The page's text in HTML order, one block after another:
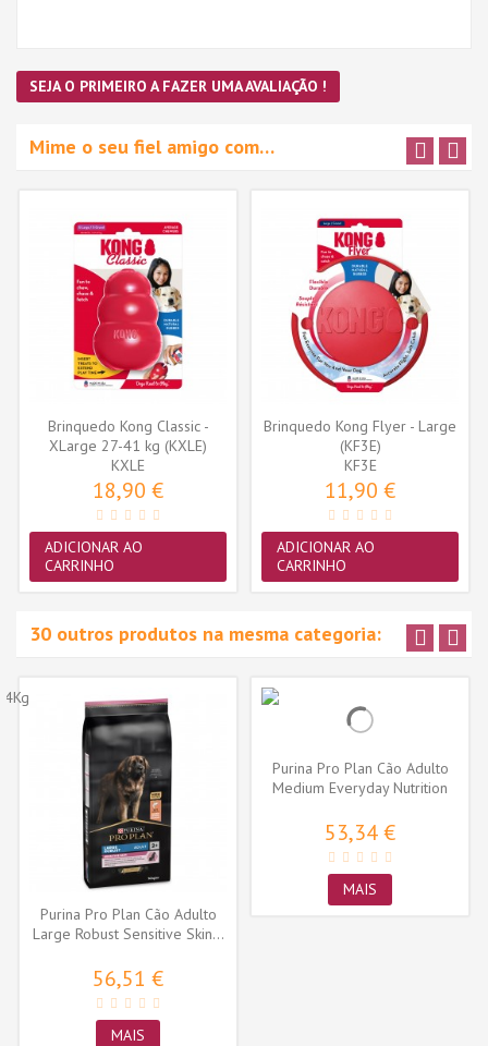
SEJA O PRIMEIRO A FAZER UMA AVALIAÇÃO !
Mime o seu fiel amigo com…
Brinquedo Kong Classic -
XLarge 27-41 kg (KXLE)
KXLE
18,90 €
ADICIONAR AO
CARRINHO
Brinquedo Kong Flyer - Large
(KF3E)
KF3E
11,90 €
ADICIONAR AO
CARRINHO
30 outros produtos na mesma categoria:
Purina Pro Plan Cão Adulto
Large Robust Sensitive Skin...
56,51 €
MAIS
Purina Pro Plan Cão Adulto
Medium Everyday Nutrition
53,34 €
MAIS